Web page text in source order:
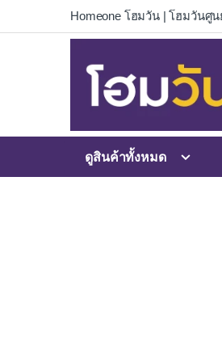
Skip to navigation
Skip to contentHomeone โฮมวัน | โฮมวันศู
ดูสินค้าทั้งหมด